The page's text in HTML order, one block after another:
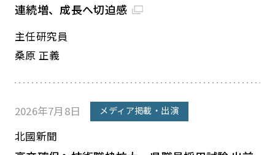
連続増、成長へ切迫感
主任研究員
桑原 正義
2026年7月8日 メディア掲載・出演
北國新聞